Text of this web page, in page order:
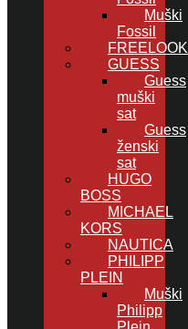
Muški
Fossil
FREELOOK
GUESS
Guess
muški
sat
Guess
ženski
sat
HUGO
BOSS
MICHAEL
KORS
NAUTICA
PHILIPP
PLEIN
Muški
Philipp